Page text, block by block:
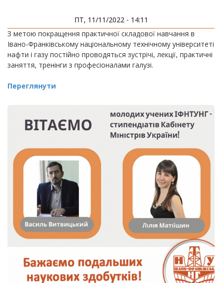
ПТ, 11/11/2022 - 14:11
З метою покращення практичної складової навчання в
Івано-Франківському національному технічному університеті
нафти і газу постійно проводяться зустрічі, лекції, практичні
заняття, тренінги з професіоналами галузі.
Переглянути